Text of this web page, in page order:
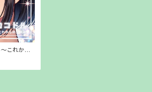
〜これから
渡し】